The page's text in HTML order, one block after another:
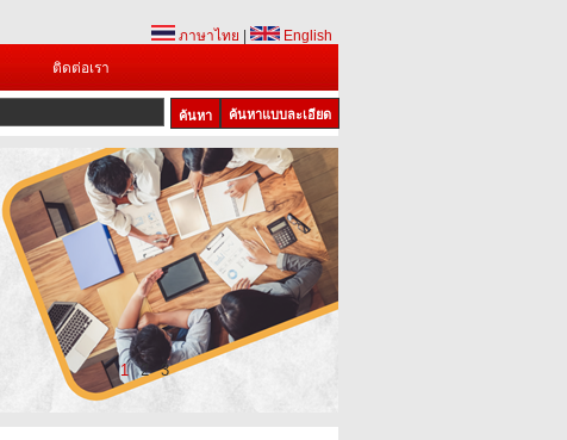
ภาษาไทย
English
ติดต่อเรา
ค้นหาแบบละเอียด
1 2 3